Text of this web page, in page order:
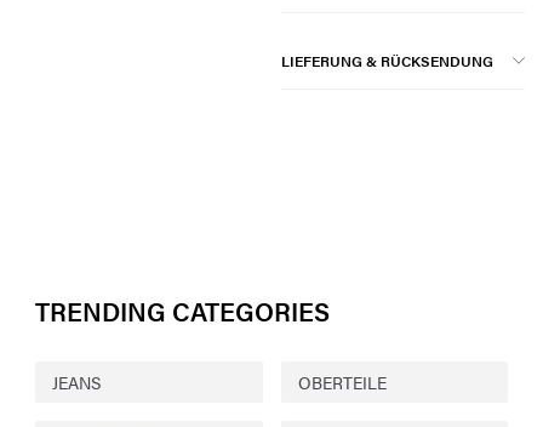
LIEFERUNG & RÜCKSENDUNG
TRENDING CATEGORIES
JEANS OBERTEILE